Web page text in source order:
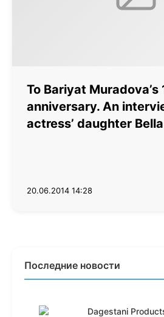
To Bariyat Muradova’s
anniversary. An
actress’ daughter
20.06.2014 14:28
Последние новости
Dagestani